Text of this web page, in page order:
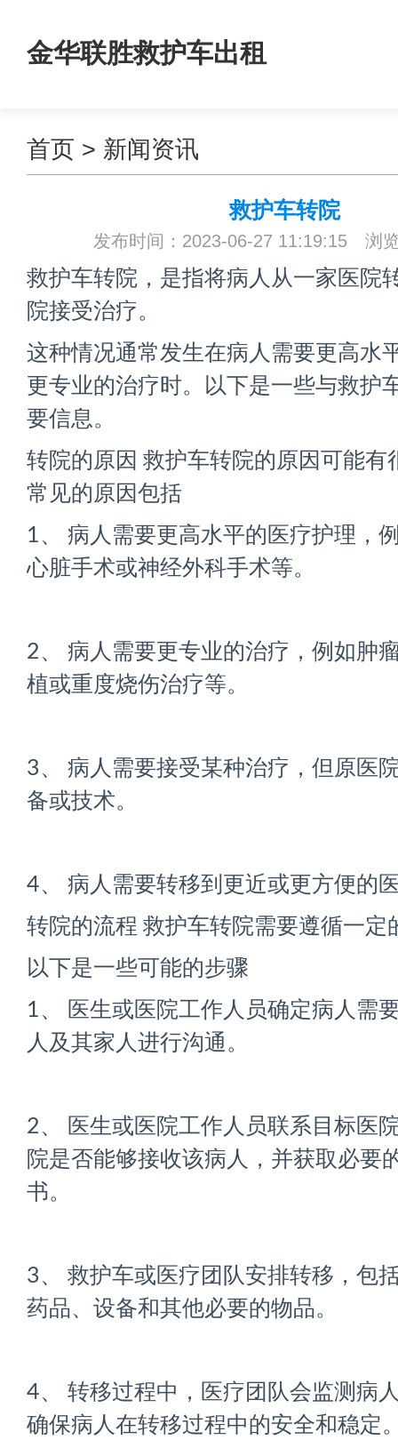
金华联胜救护车出租
首页 > 新闻资讯
救护车转院
发布时间：2023-06-27 11:19:15 浏
救护车转院，是指将病人从一家医院
院接受治疗。
这种情况通常发生在病人需要更高水
更专业的治疗时。以下是一些与救护
要信息。
转院的原因 救护车转院的原因可能有
常见的原因包括
1、 病人需要更高水平的医疗护理，
心脏手术或神经外科手术等。
2、 病人需要更专业的治疗，例如肿
植或重度烧伤治疗等。
3、 病人需要接受某种治疗，但原医
备或技术。
4、 病人需要转移到更近或更方便的
转院的流程 救护车转院需要遵循一定
以下是一些可能的步骤
1、 医生或医院工作人员确定病人需
人及其家人进行沟通。
2、 医生或医院工作人员联系目标医
院是否能够接收该病人，并获取必要
书。
3、 救护车或医疗团队安排转移，包
药品、设备和其他必要的物品。
4、 转移过程中，医疗团队会监测病
确保病人在转移过程中的安全和稳定